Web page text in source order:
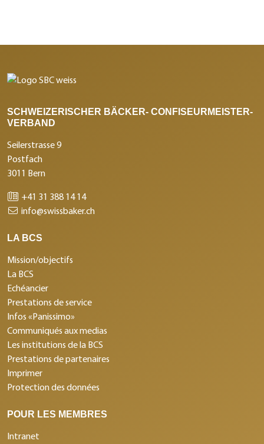
SCHWEIZERISCHER BÄCKER- CONFISEURMEISTER-
VERBAND
Seilerstrasse 9
Postfach
3011 Bern
+41 31 388 14 14
info@swissbaker.ch
LA BCS
Mission/objectifs
La BCS
Echéancier
Prestations de service
Infos «Panissimo»
Communiqués aux medias
Les institutions de la BCS
Prestations de partenaires
Imprimer
Protection des données
POUR LES MEMBRES
Intranet